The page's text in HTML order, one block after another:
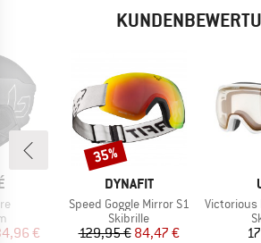
Preis
€
MARKE
DYNAFIT
Artikel
Speed Goggle Mirror S1
Produktgruppe
Skibrille
Preis
129,95 €reduzierter Preis
84,47 €
Rabatt
35%
Artikel
Victorious Pro